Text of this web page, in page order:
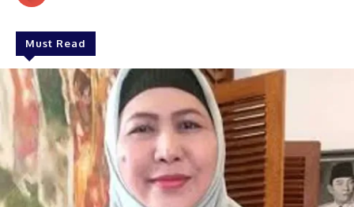
Must Read